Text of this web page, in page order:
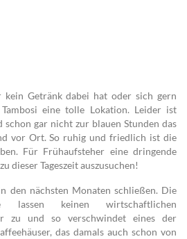
kein Getränk dabei hat oder sich gern
eine tolle Lokation. Leider ist
schon gar nicht zur blauen Stunden das
vor Ort. So ruhig und friedlich ist die
Für Frühaufsteher eine dringende
zu dieser Tageszeit auszusuchen!
den nächsten Monaten schließen. Die
lassen keinen wirtschaftlichen
zu und so verschwindet eines der
das damals auch schon von